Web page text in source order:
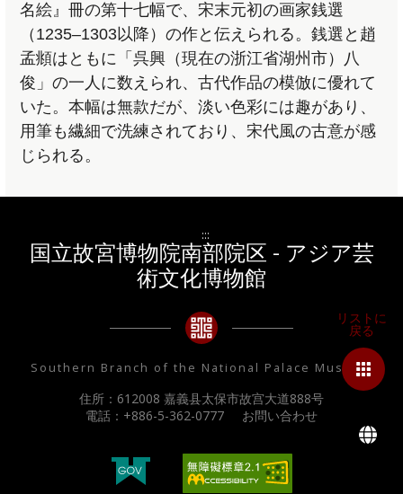
名絵』冊の第十七幅で、宋末元初の画家銭選
（1235–1303以降）の作と伝えられる。銭選と趙
孟頫はともに「呉興（現在の浙江省湖州市）八
俊」の一人に数えられ、古代作品の模倣に優れて
いた。本幅は無款だが、淡い色彩には趣があり、
用筆も繊細で洗練されており、宋代風の古意が感
じられる。
:::
国立故宮博物院南部院区 - アジア芸
術文化博物館
Southern Branch of the National Palace Museum
住所：612008 嘉義县太保市故宫大道888号
電話：+886-5-362-0777
お問い合わせ